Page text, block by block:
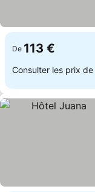
De 113 €
Consulter les prix de